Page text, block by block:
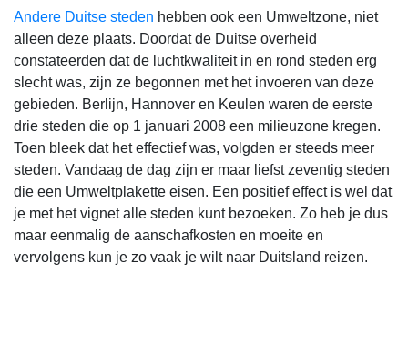
Andere Duitse steden hebben ook een Umweltzone, niet
alleen deze plaats. Doordat de Duitse overheid
constateerden dat de luchtkwaliteit in en rond steden erg
slecht was, zijn ze begonnen met het invoeren van deze
gebieden. Berlijn, Hannover en Keulen waren de eerste
drie steden die op 1 januari 2008 een milieuzone kregen.
Toen bleek dat het effectief was, volgden er steeds meer
steden. Vandaag de dag zijn er maar liefst zeventig steden
die een Umweltplakette eisen. Een positief effect is wel dat
je met het vignet alle steden kunt bezoeken. Zo heb je dus
maar eenmalig de aanschafkosten en moeite en
vervolgens kun je zo vaak je wilt naar Duitsland reizen.